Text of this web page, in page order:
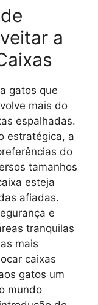
a
gatos que
mais do
espalhadas.
estratégica, a
do
tamanhos
esteja
afiadas.
e
tranquilas
mais
caixas
gatos um
mundo